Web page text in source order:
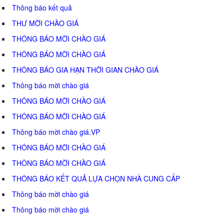
Thông báo kết quả
THƯ MỜI CHÀO GIÁ
THÔNG BÁO MỜI CHÀO GIÁ
THÔNG BÁO MỜI CHÀO GIÁ
THÔNG BÁO GIA HẠN THỜI GIAN CHÀO GIÁ
Thông báo mời chào giá
THÔNG BÁO MỜI CHÀO GIÁ
THÔNG BÁO MỜI CHÀO GIÁ
Thông báo mời chào giá.VP
THÔNG BÁO MỜI CHÀO GIÁ
THÔNG BÁO MỜI CHÀO GIÁ
THÔNG BÁO KẾT QUẢ LỰA CHỌN NHÀ CUNG CẤP
Thông báo mời chào giá
Thông báo mời chào giá